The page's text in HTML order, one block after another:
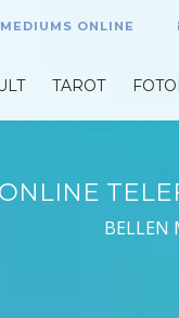
ONLINE
TAROT
ONLINE
BELLEN